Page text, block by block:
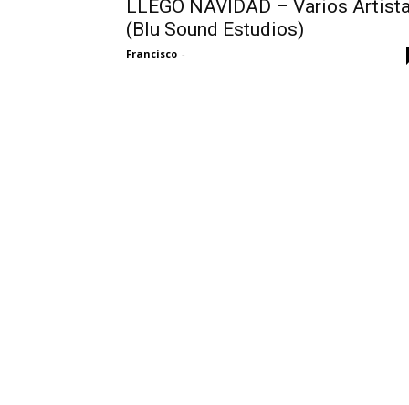
LLEGO NAVIDAD – Varios
(Blu Sound Estudios)
Francisco -